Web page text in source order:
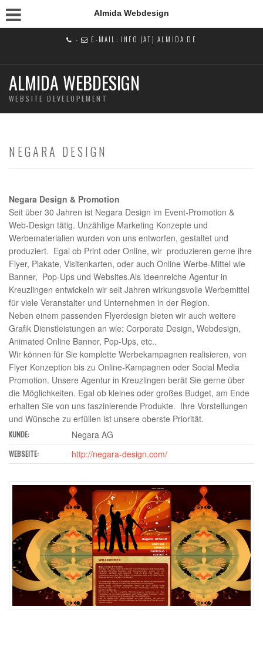
Almida Webdesign
- E-MAIL: INFO (AT) ALMIDA.DE
ALMIDA WEBDESIGN
WEBSITE DEVELOPEMENT
NEGARA DESIGN
Negara Design & Promotion
Seit über 30 Jahren ist Negara Design im Event-Promotion &
Web-Design tätig. Unzählige Marketing Konzepte und
Werbematerialien wurden von uns entworfen, gestaltet und
produziert. Egal ob Print oder Online, wir produzieren gerne ihre
Flyer, Plakate, Visitenkarten, oder auch Online Werbe-Mittel wie
Banner, Pop-Ups und Websites.Als ideenreiche Agentur in
Kreuzlingen entwickeln wir seit Jahren wirkungsvolle Werbemittel
für viele Veranstalter und Unternehmen in der Region.
Neben einem passenden Flyerdesign bieten wir auch weitere
Grafik Dienstleistungen an wie: Corporate Design, Webdesign,
Animated Online Banner, Pop-Ups, etc..
Wir können für Sie komplette Werbekampagnen realisieren, von
Flyer Konzeption bis zu Online-Kampagnen oder Social Media
Promotion. Unsere Agentur in Kreuzlingen berät Sie gerne über
die Möglichkeiten. Egal ob kleines oder großes Budget, am Ende
erhalten Sie von uns faszinierende Produkte. Ihre Vorstellungen
und Wünsche zu erfüllen ist unsere oberste Priorität.
KUNDE: Negara AG
WEBSEITE: http://negara-design.com/